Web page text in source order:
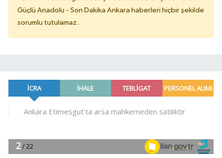
Güçlü Anadolu - Son Dakika Ankara haberleri hiçbir şekilde
sorumlu tutulamaz.